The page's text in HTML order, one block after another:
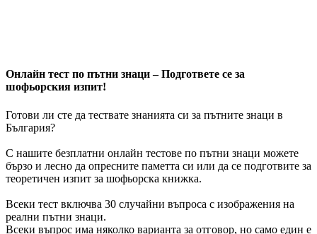
Онлайн тест по пътни знаци – Подгответе се за
шофьорския изпит!
Готови ли сте да тествате знанията си за пътните знаци в
България?
С нашите безплатни онлайн тестове по пътни знаци можете
бързо и лесно да опресните паметта си или да се подготвите за
теоретичен изпит за шофьорска книжка.
Всеки тест включва 30 случайни въпроса с изображения на
реални пътни знаци.
Всеки въпрос има няколко варианта за отговор, но само един е